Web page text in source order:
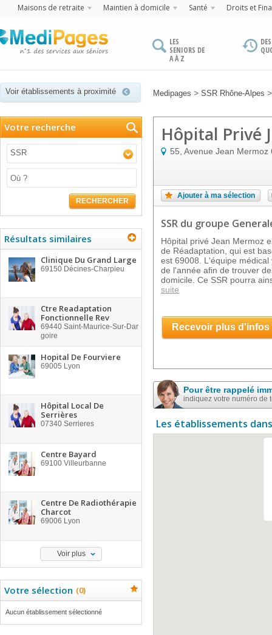
Maisons de retraite Maintien à domicile Santé Droits et
LES
SENIORS DE
A À Z
Voir établissements à proximité Medipages > SSR Rhône-Alpes
Votre recherche
SSR
RECHERCHER
Résultats similaires
Clinique Du Grand Large
69150 Décines-Charpieu
Ctre Readaptation
Fonctionnelle Rev
69440 Saint-Maurice-Sur-Dar
goire
Hopital De Fourviere
69005 Lyon
Hôpital Local De
Serrières
07340 Serrieres
Centre Bayard
69100 Villeurbanne
Centre De Radiothérapie
Charcot
69006 Lyon
Voir plus
Votre sélection (0)
Aucun établissement sélectionné
Hôpital Privé
55, Avenue Jean Mermoz
Ajouter à ma sélection
SSR du groupe
Hôpital privé Jean Mermoz
de Réadaptation, qui est
est 69008. L'équipe
de l'année afin de trouver
domicile. Ce SSR pourra
suite
Recevoir plus d'infos
Pour être rappelé
indiquez votre numéro de
Les établissements